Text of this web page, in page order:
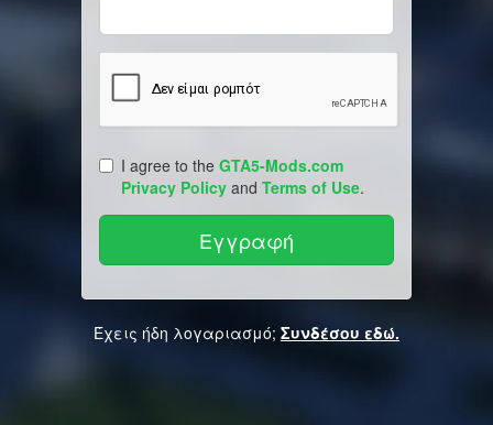
I agree to the GTA5-Mods.com
Privacy Policy and Terms of Use.
Έχεις ήδη λογαριασμό; Συνδέσου εδώ.